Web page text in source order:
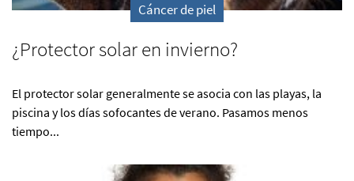
Cáncer de piel
¿Protector solar en invierno?
El protector solar generalmente se asocia con las playas, la
piscina y los días sofocantes de verano. Pasamos menos
tiempo...